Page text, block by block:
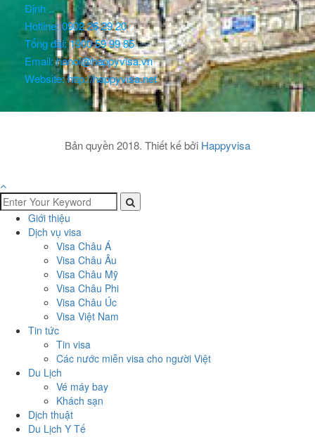
Định .
Hotline: 0902 26 29 20
Tổng đài: 1900 59 99 85
Email: hanoi@happyvisa.vn
Website: http://happyvisa.net
Bản quyền 2018. Thiết kế bởi Happyvisa
Giới thiệu
Dịch vụ visa
Visa Châu Á
Visa Châu Âu
Visa Châu Mỹ
Visa Châu Phi
Visa Châu Úc
Visa Việt Nam
Tin tức
Tin visa
Các nước miễn visa cho người Việt
Du Lịch
Vé máy bay
Khách sạn
Dịch thuật
Du Lịch Y Tế